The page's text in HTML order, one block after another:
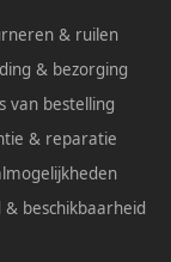
& ruilen
& bezorging
van bestelling
& reparatie
beschikbaarheid